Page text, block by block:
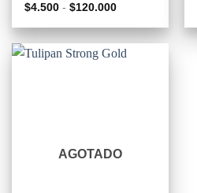
$4.500 - $120.000Rango
precios:
$4.500
hasta
AGOTADO